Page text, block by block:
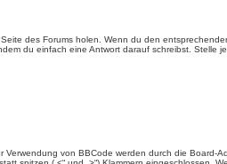
des Forums holen. Wenn du den
du einfach eine Antwort darauf schreibst. Stelle
von BBCode werden durch die Board-